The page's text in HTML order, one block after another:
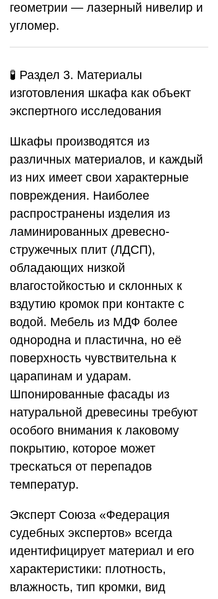
геометрии — лазерный нивелир и
угломер.
🧪 Раздел 3. Материалы
изготовления шкафа как объект
экспертного исследования
Шкафы производятся из
различных материалов, и каждый
из них имеет свои характерные
повреждения. Наиболее
распространены изделия из
ламинированных древесно-
стружечных плит (ЛДСП),
обладающих низкой
влагостойкостью и склонных к
вздутию кромок при контакте с
водой. Мебель из МДФ более
однородна и пластична, но её
поверхность чувствительна к
царапинам и ударам.
Шпонированные фасады из
натуральной древесины требуют
особого внимания к лаковому
покрытию, которое может
трескаться от перепадов
температур.
Эксперт Союза «Федерация
судебных экспертов» всегда
идентифицирует материал и его
характеристики: плотность,
влажность, тип кромки, вид